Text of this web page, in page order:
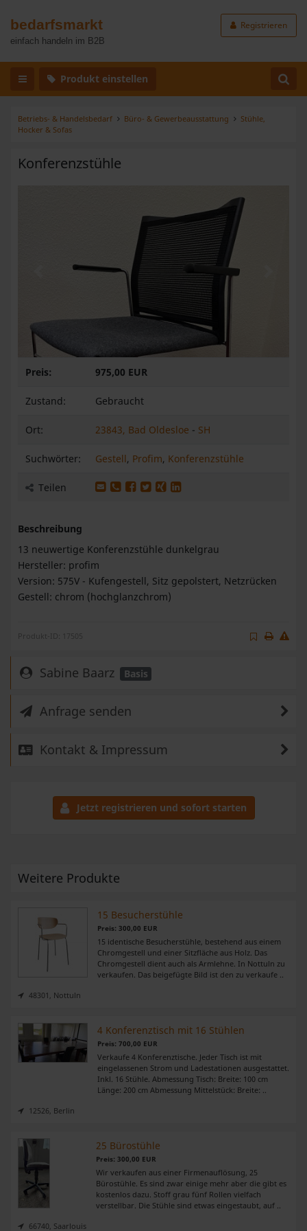
bedarfsmarkt
einfach handeln im B2B
Registrieren
Produkt einstellen
Betriebs- & Handelsbedarf Büro- & Gewerbeausstattung
Stühle,
Hocker & Sofas
Konferenzstühle
Preis: 975,00 EUR
Zustand: Gebraucht
Ort: 23843, Bad Oldesloe - SH
Suchwörter: Gestell, Profim, Konferenzstühle
Teilen Produkt per E-Mail weiterleiten
Produkt per WhatsApp weiterleiten
Produkt auf Facebook teilen
Produkt auf X teilen
Produkt auf XING teilen
Produkt auf LinkedIn teilen
Beschreibung
13 neuwertige Konferenzstühle dunkelgrau
Hersteller: profim
Version: 575V - Kufengestell, Sitz gepolstert, Netzrücken
Gestell: chrom (hochglanzchrom)
Produkt-ID: 17505
Sabine Baarz Basis
Anfrage senden
Kontakt & Impressum
Jetzt registrieren und sofort starten
Weitere Produkte
15 Besucherstühle
Preis: 300,00 EUR
15 identische Besucherstühle, bestehend aus einem
Chromgestell und einer Sitzfläche aus Holz. Das
Chromgestell dient auch als Armlehne. In Nottuln zu
verkaufen. Das beigefügte Bild ist den zu verkaufe ..
48301, Nottuln
4 Konferenztisch mit 16 Stühlen
Preis: 700,00 EUR
Verkaufe 4 Konferenztische. Jeder Tisch ist mit
eingelassenen Strom und Ladestationen ausgestattet.
Inkl. 16 Stühle. Abmessung Tisch: Breite: 100 cm
Länge: 200 cm Abmessung Mittelstück: Breite: ..
12526, Berlin
25 Bürostühle
Preis: 300,00 EUR
Wir verkaufen aus einer Firmenauflösung, 25
Bürostühle. Es sind zwar einige mehr aber die gibt es
kostenlos dazu. Stoff grau fünf Rollen vielfach
verstellbar. Die Stühle sind etwas eingestaubt, auf ..
66740, Saarlouis